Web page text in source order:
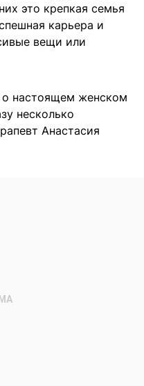
это крепкая семья
карьера и
вещи или
о настоящем женском
несколько
Анастасия